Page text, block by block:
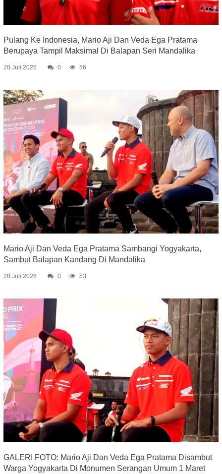
Pulang Ke Indonesia, Mario Aji Dan Veda Ega Pratama
Berupaya Tampil Maksimal Di Balapan Seri Mandalika
20 Juli 2026 0 56
Mario Aji Dan Veda Ega Pratama Sambangi Yogyakarta,
Sambut Balapan Kandang Di Mandalika
20 Juli 2026 0 53
GALERI FOTO: Mario Aji Dan Veda Ega Pratama Disambut
Warga Yogyakarta Di Monumen Serangan Umum 1 Maret